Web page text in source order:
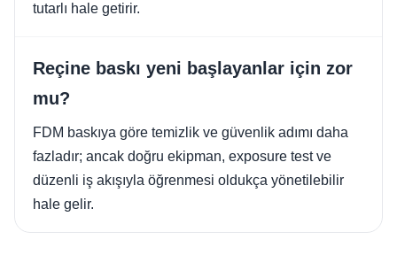
tutarlı hale getirir.
Reçine baskı yeni başlayanlar için zor
mu?
FDM baskıya göre temizlik ve güvenlik adımı daha
fazladır; ancak doğru ekipman, exposure test ve
düzenli iş akışıyla öğrenmesi oldukça yönetilebilir
hale gelir.